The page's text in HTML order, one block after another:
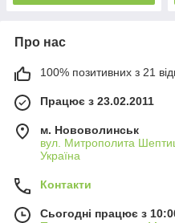
Про нас
100% позитивних з 21
Працює з 23.02.2011
м. Нововолинськ
вул. Митрополита
Україна
Контакти
Сьогодні працює з